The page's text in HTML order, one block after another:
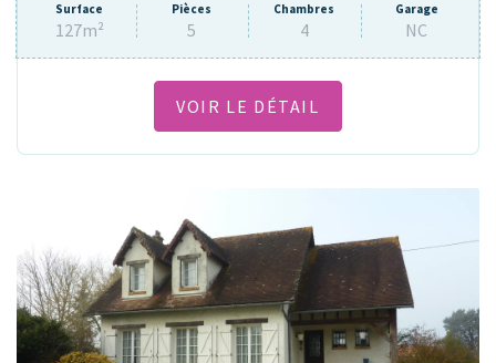
Surface
127m²
Pièces
5
Chambres
4
Garage
NC
VOIR LE DÉTAIL